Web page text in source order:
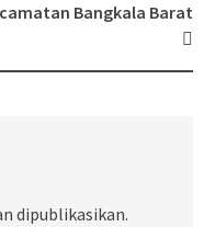
Bangkala Barat
dipublikasikan.